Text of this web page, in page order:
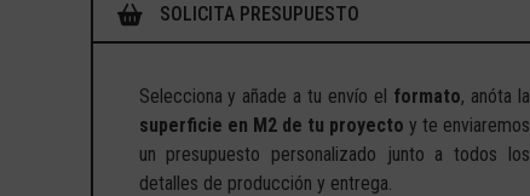
SOLICITA PRESUPUESTO
Selecciona y añade a tu envío el formato, anóta la
superficie en M2 de tu proyecto y te enviaremos
un presupuesto personalizado junto a todos los
detalles de producción y entrega.